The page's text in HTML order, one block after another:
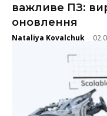
важливе ПЗ:
оновлення
Nataliya Kovalchuk -